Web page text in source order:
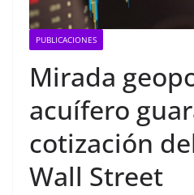
PUBLICACIONES
Mirada
acuífero
cotización
Wall Street